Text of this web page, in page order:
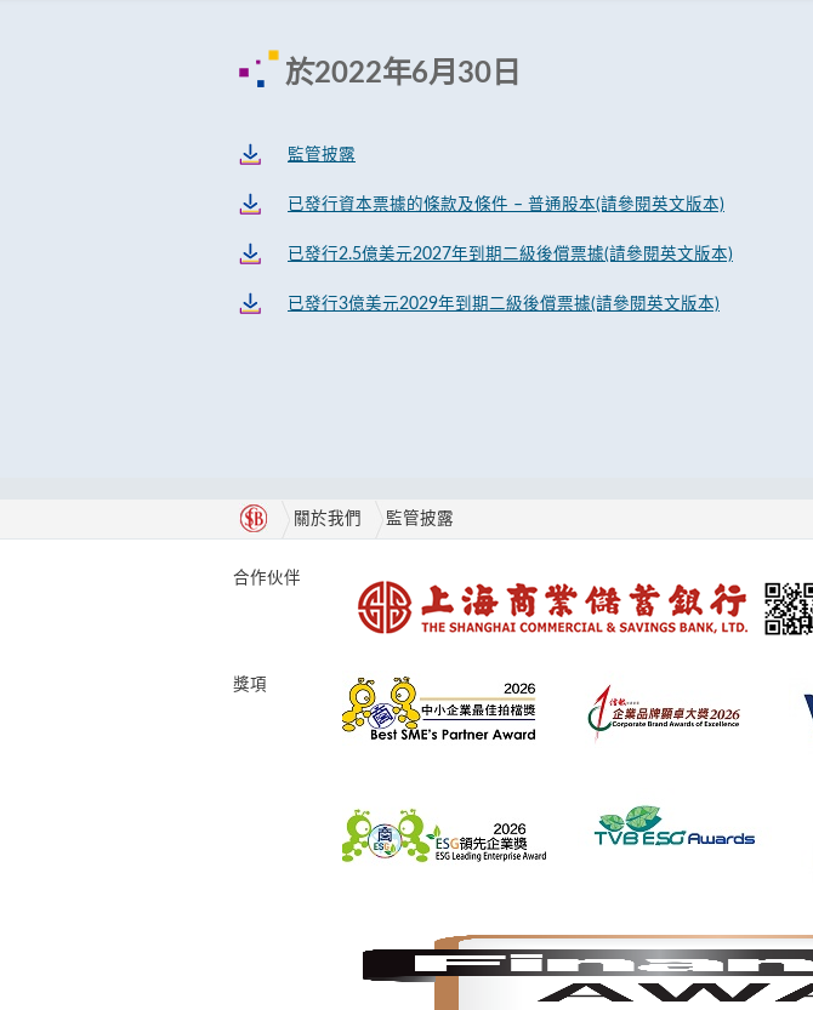
於2022年6月30日
監管披露
已發行資本票據的條款及條件 – 普通股本(請參閱英文版本)
已發行2.5億美元2027年到期二級後償票據(請參閱英文版本)
已發行3億美元2029年到期二級後償票據(請參閱英文版本)
關於我們 監管披露
合作伙伴
獎項